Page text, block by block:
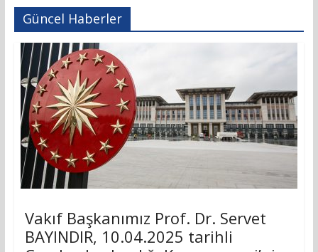
Güncel Haberler
Vakıf Başkanımız Prof. Dr. Servet
BAYINDIR, 10.04.2025 tarihli